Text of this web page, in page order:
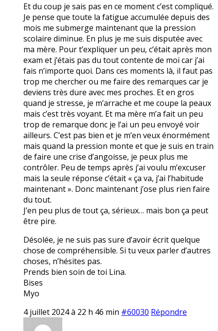
Et du coup je sais pas en ce moment c’est compliqué.
Je pense que toute la fatigue accumulée depuis des
mois me submerge maintenant que la pression
scolaire diminue. En plus je me suis disputée avec
ma mère. Pour t’expliquer un peu, c’était après mon
exam et j’étais pas du tout contente de moi car j’ai
fais n’importe quoi. Dans ces moments là, il faut pas
trop me chercher ou me faire des remarques car je
deviens très dure avec mes proches. Et en gros
quand je stresse, je m’arrache et me coupe la peaux
mais c’est très voyant. Et ma mère m’a fait un peu
trop de remarque donc je l’ai un peu envoyé voir
ailleurs. C’est pas bien et je m’en veux énormément
mais quand la pression monte et que je suis en train
de faire une crise d’angoisse, je peux plus me
contrôler. Peu de temps après j’ai voulu m’excuser
mais la seule réponse c’était « ça va, j’ai l’habitude
maintenant ». Donc maintenant j’ose plus rien faire
du tout.
J’en peu plus de tout ça, sérieux… mais bon ça peut
être pire.
Désolée, je ne suis pas sure d’avoir écrit quelque
chose de compréhensible. Si tu veux parler d’autres
choses, n’hésites pas.
Prends bien soin de toi Lina.
Bises
Myo
4 juillet 2024 à 22 h 46 min #60030 Répondre